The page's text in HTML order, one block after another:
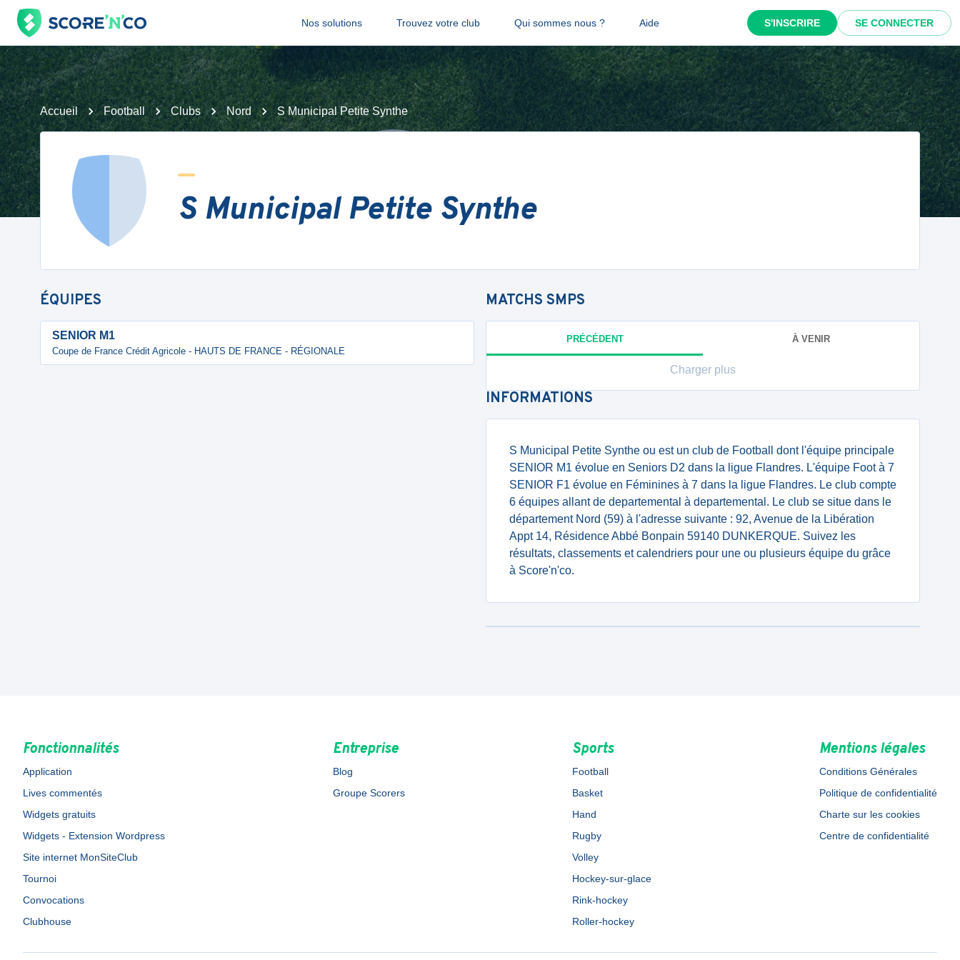
Nos solutions Trouvez votre club Qui sommes nous ? Aide S'INSCRIRE SE CONNECTER
Accueil Football Clubs Nord S Municipal Petite Synthe
S Municipal Petite Synthe
ÉQUIPES
SENIOR M1
Coupe de France Crédit Agricole - HAUTS DE FRANCE - RÉGIONALE
MATCHS SMPS
PRÉCÉDENT À VENIR
Charger plus
INFORMATIONS
S Municipal Petite Synthe ou est un club de Football dont l'équipe principale
SENIOR M1 évolue en Seniors D2 dans la ligue Flandres. L'équipe Foot à 7
SENIOR F1 évolue en Féminines à 7 dans la ligue Flandres. Le club compte
6 équipes allant de departemental à departemental. Le club se situe dans le
département Nord (59) à l'adresse suivante : 92, Avenue de la Libération
Appt 14, Résidence Abbé Bonpain 59140 DUNKERQUE. Suivez les
résultats, classements et calendriers pour une ou plusieurs équipe du grâce
à Score'n'co.
Fonctionnalités
Application
Lives commentés
Widgets gratuits
Widgets - Extension Wordpress
Site internet MonSiteClub
Tournoi
Convocations
Clubhouse
Entreprise
Blog
Groupe Scorers
Sports
Football
Basket
Hand
Rugby
Volley
Hockey-sur-glace
Rink-hockey
Roller-hockey
Mentions légales
Conditions Générales
Politique de confidentialité
Charte sur les cookies
Centre de confidentialité